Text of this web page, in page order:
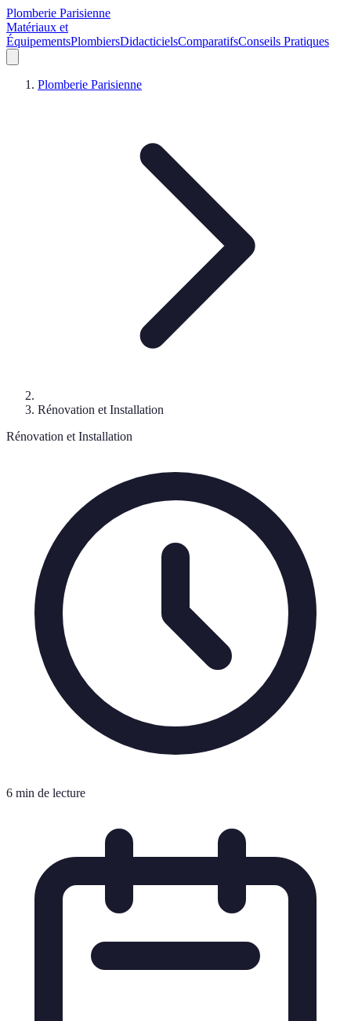
Plomberie Parisienne
Matériaux et
ÉquipementsPlombiersDidacticielsComparatifsConseils Pratiques
Plomberie Parisienne
Rénovation et Installation
Rénovation et Installation
6 min de lecture